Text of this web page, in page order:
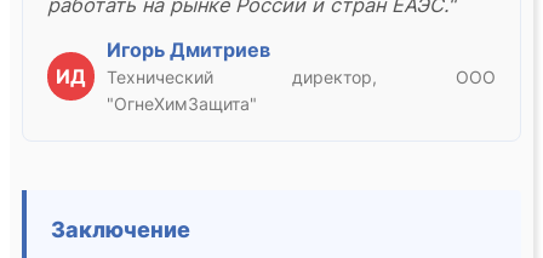
ИД
Игорь Дмитриев
Технический директор, ООО
"ОгнеХимЗащита"
Заключение